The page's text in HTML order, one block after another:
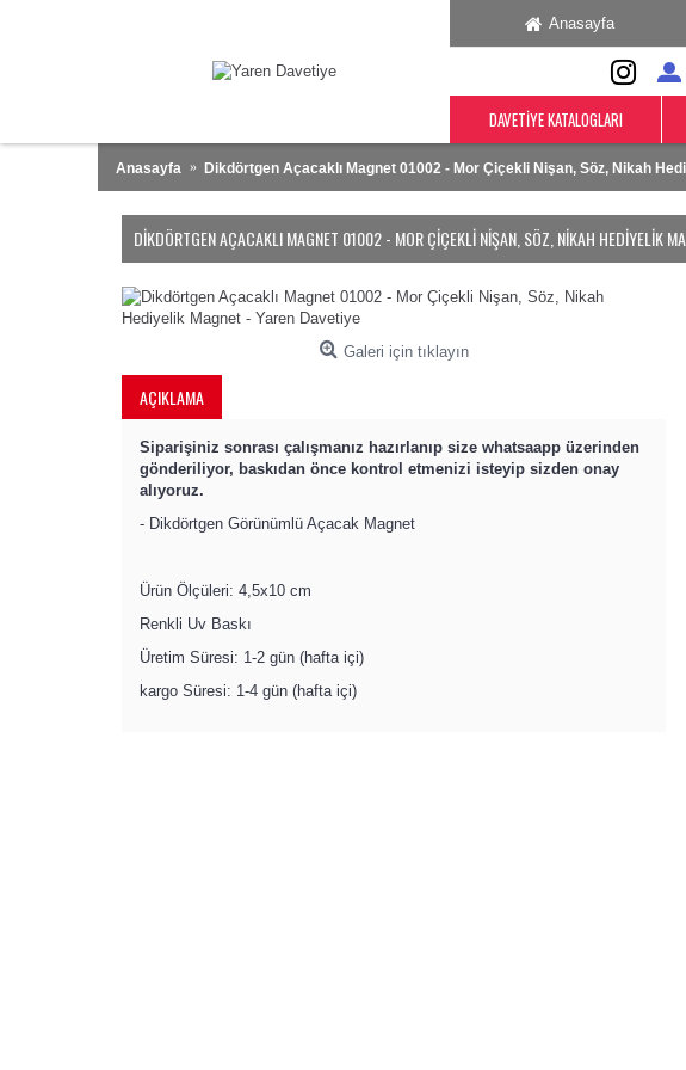
Anasayfa
DAVETIYE KATALOGLARI
Anasayfa Dikdörtgen Açacaklı Magnet 01002 - Mor Çiçekli Nişan, Söz, Nikah
DIKDÖRTGEN AÇACAKLI MAGNET 01002 - MOR ÇIÇEKLI NIŞAN, SÖZ, NIKAH HEDIYELIK
Galeri için tıklayın
AÇIKLAMA
Siparişiniz sonrası çalışmanız hazırlanıp size whatsaapp üzerinden
gönderiliyor, baskıdan önce kontrol etmenizi isteyip sizden onay
alıyoruz.
- Dikdörtgen Görünümlü Açacak Magnet
Ürün Ölçüleri: 4,5x10 cm
Renkli Uv Baskı
Üretim Süresi: 1-2 gün (hafta içi)
kargo Süresi: 1-4 gün (hafta içi)